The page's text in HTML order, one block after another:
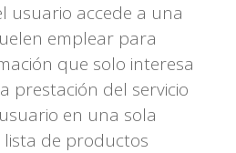
usuario accede a una
emplear para
que solo interesa
prestación del servicio
en una sola
lista de productos